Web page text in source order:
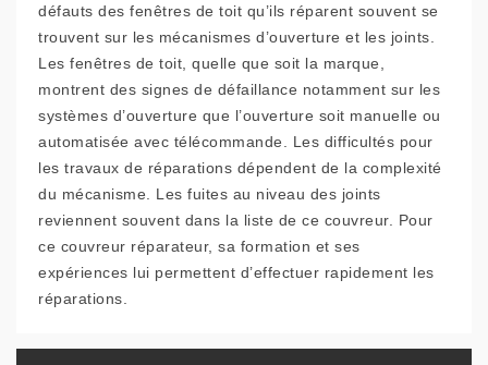
défauts des fenêtres de toit qu’ils réparent souvent se
trouvent sur les mécanismes d’ouverture et les joints.
Les fenêtres de toit, quelle que soit la marque,
montrent des signes de défaillance notamment sur les
systèmes d’ouverture que l’ouverture soit manuelle ou
automatisée avec télécommande. Les difficultés pour
les travaux de réparations dépendent de la complexité
du mécanisme. Les fuites au niveau des joints
reviennent souvent dans la liste de ce couvreur. Pour
ce couvreur réparateur, sa formation et ses
expériences lui permettent d’effectuer rapidement les
réparations.